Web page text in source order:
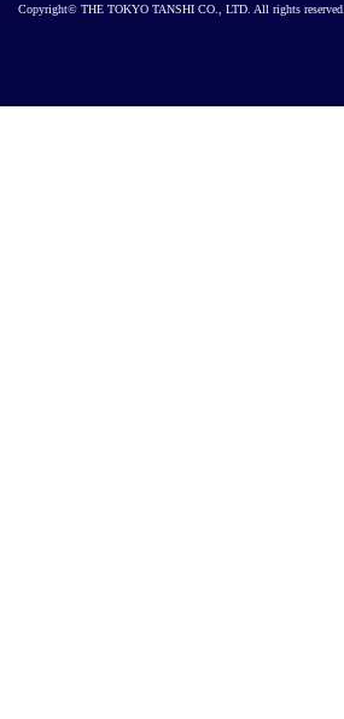
Copyright© THE TOKYO TANSHI CO., LTD. All rights reserved.